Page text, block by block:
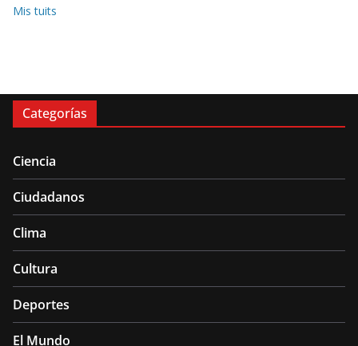
Mis tuits
Categorías
Ciencia
Ciudadanos
Clima
Cultura
Deportes
El Mundo